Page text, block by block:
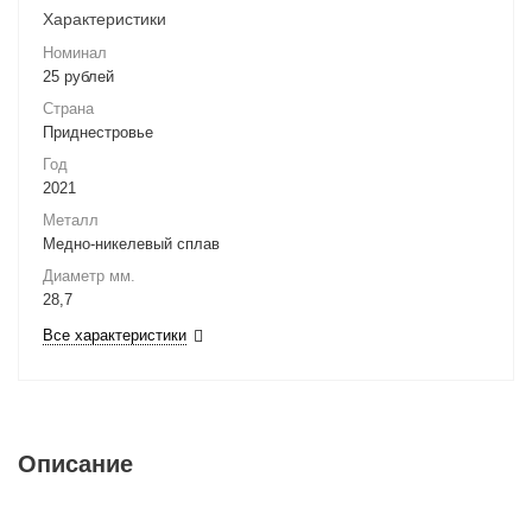
Характеристики
Номинал
25 рублей
Страна
Приднестровье
Год
2021
Металл
Медно-никелевый сплав
Диаметр мм.
28,7
Все характеристики
Описание